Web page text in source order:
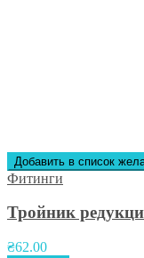
Добавить в список
Фитинги
Тройник
₴62.00